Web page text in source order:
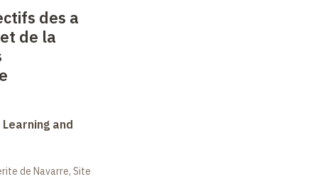
des a
de la
and
de Navarre, Site